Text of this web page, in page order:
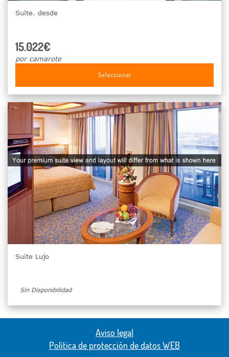
Suite. desde
15.022€
por camarote
Seleccionar
Suite Lujo
Sin Disponibilidad
Aviso legal
Política de protección de datos WEB